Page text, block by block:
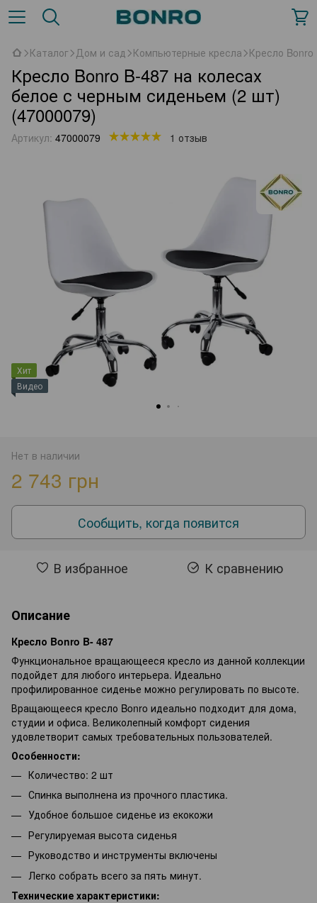
Каталог Дом и сад Компьютерные кресла Кресло
Кресло Bonro B-487 на колесах
белое с черным сиденьем (2 шт)
(47000079)
Артикул: 47000079 1 отзыв
Хит
Видео
Нет в наличии
2 743 грн
Сообщить, когда появится
В избранное К сравнению
Описание
Кресло Bonro B- 487
Функциональное вращающееся кресло из данной коллекции
подойдет для любого интерьера. Идеально
профилированное сиденье можно регулировать по высоте.
Вращающееся кресло Bonro идеально подходит для дома,
студии и офиса. Великолепный комфорт сидения
удовлетворит самых требовательных пользователей.
Особенности:
Количество: 2 шт
Спинка выполнена из прочного пластика.
Удобное большое сиденье из екокожи
Регулируемая высота сиденья
Руководство и инструменты включены
Легко собрать всего за пять минут.
Технические характеристики: